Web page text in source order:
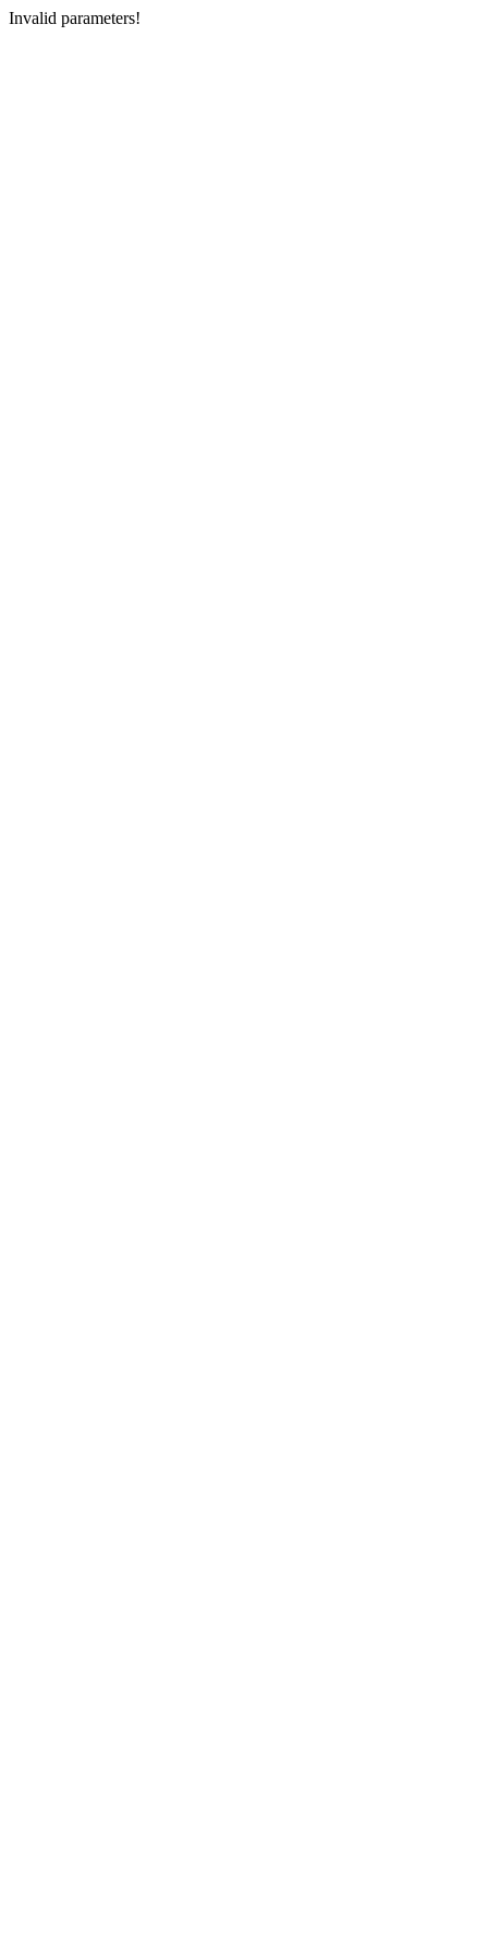
Invalid parameters!